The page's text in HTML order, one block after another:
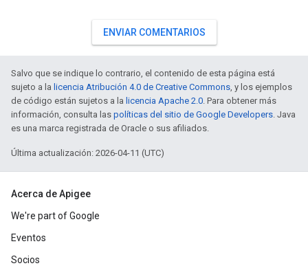
ENVIAR COMENTARIOS
Salvo que se indique lo contrario, el contenido de esta página está
sujeto a la licencia Atribución 4.0 de Creative Commons , y los ejemplos
de código están sujetos a la licencia Apache 2.0 . Para obtener más
información, consulta las políticas del sitio de Google Developers . Java
es una marca registrada de Oracle o sus afiliados.
Última actualización: 2026-04-11 (UTC)
Acerca de Apigee
We're part of Google
Eventos
Socios